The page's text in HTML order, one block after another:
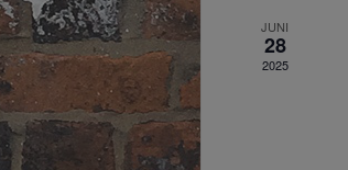
JUNI
28
2025